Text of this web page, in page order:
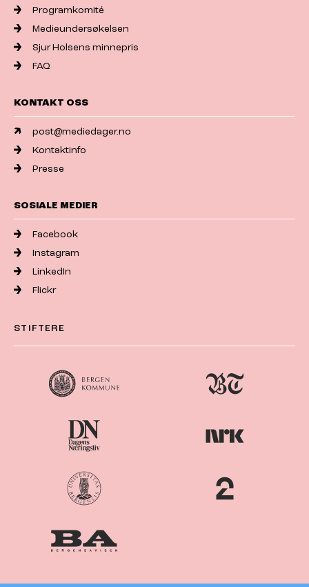
Programkomité
Medieundersøkelsen
Sjur Holsens minnepris
FAQ
KONTAKT OSS
post@mediedager.no
Kontaktinfo
Presse
SOSIALE MEDIER
Facebook
Instagram
LinkedIn
Flickr
STIFTERE